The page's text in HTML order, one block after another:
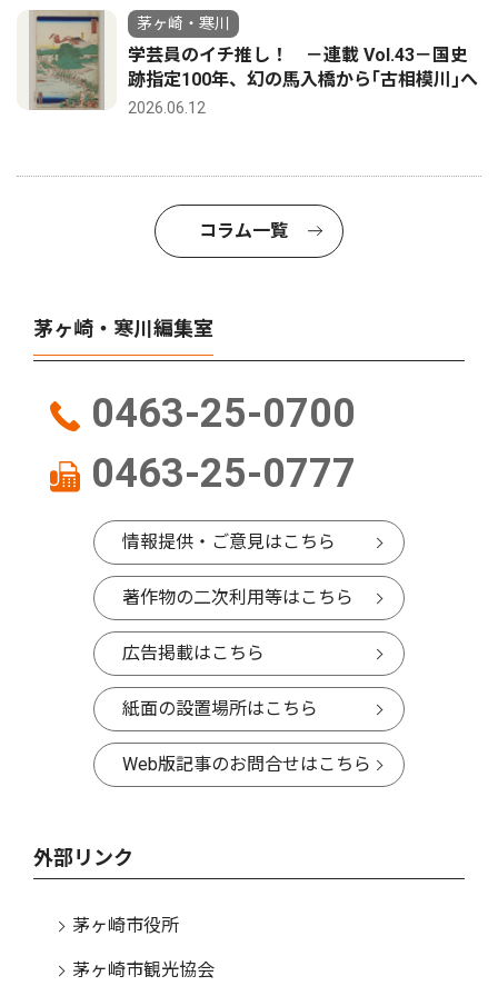
茅ヶ崎・寒川
学芸員のイチ推し！ －連載 Vol.43－国史
跡指定100年、幻の馬入橋から｢古相模川｣へ
2026.06.12
コラム一覧
茅ヶ崎・寒川編集室
0463-25-0700
0463-25-0777
情報提供・ご意見はこちら
著作物の二次利用等はこちら
広告掲載はこちら
紙面の設置場所はこちら
Web版記事のお問合せはこちら
外部リンク
茅ヶ崎市役所
茅ヶ崎市観光協会